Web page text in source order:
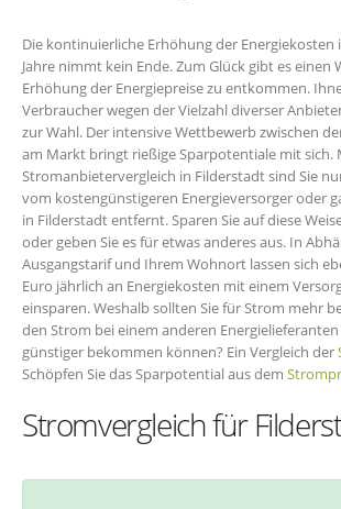
Die kontinuierliche Erhöhung der Energiekosten
Jahre nimmt kein Ende. Zum Glück gibt es einen
Erhöhung der Energiepreise zu entkommen.
Verbraucher wegen der Vielzahl diverser
zur Wahl. Der intensive Wettbewerb zwischen
am Markt bringt rießige Sparpotentiale mit sich.
Stromanbietervergleich in Filderstadt sind Sie
vom kostengünstigeren Energieversorger oder
in Filderstadt entfernt. Sparen Sie auf diese
oder geben Sie es für etwas anderes aus. In
Ausgangstarif und Ihrem Wohnort lassen sich
Euro jährlich an Energiekosten mit einem
einsparen. Weshalb sollten Sie für Strom mehr
den Strom bei einem anderen
günstiger bekommen können? Ein Vergleich der
Schöpfen Sie das Sparpotential aus dem
Stromvergleich für